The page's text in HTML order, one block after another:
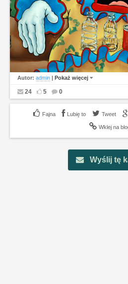
Autor: admin | Pokaż więcej
24 5 0
Lubię to Tweet
Wklej na
Wyślij tę